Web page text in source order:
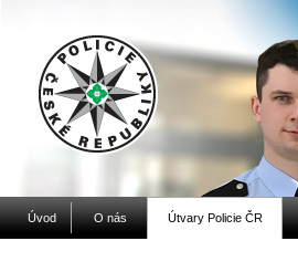
Úvod O nás Útvary Policie ČR